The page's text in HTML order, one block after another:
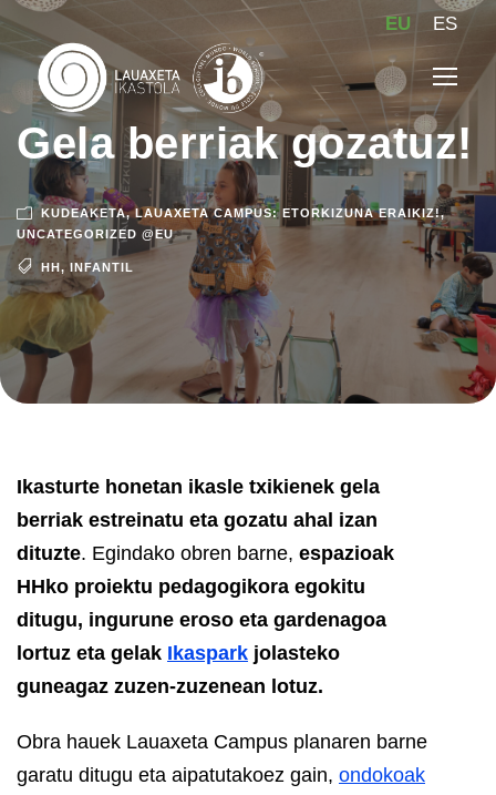
EU ES
Gela berriak gozatuz!
KUDEAKETA, LAUAXETA CAMPUS: ETORKIZUNA ERAIKIZ!,
UNCATEGORIZED @EU
HH, INFANTIL
Ikasturte honetan ikasle txikienek gela
berriak estreinatu eta gozatu ahal izan
dituzte. Egindako obren barne, espazioak
HHko proiektu pedagogikora egokitu
ditugu, ingurune eroso eta gardenagoa
lortuz eta gelak Ikaspark jolasteko
guneagaz zuzen-zuzenean lotuz.
Obra hauek Lauaxeta Campus planaren barne
garatu ditugu eta aipatutakoez gain, ondokoak